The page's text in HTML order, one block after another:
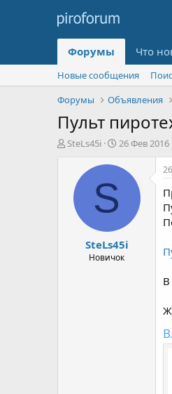
Форумы Что
Новые сообщения
Форумы
Объявления
Пульт
А
SteLs45i
Д
т
а
л
а
26 Фев 2016
S
SteLs45i
Новичок
В